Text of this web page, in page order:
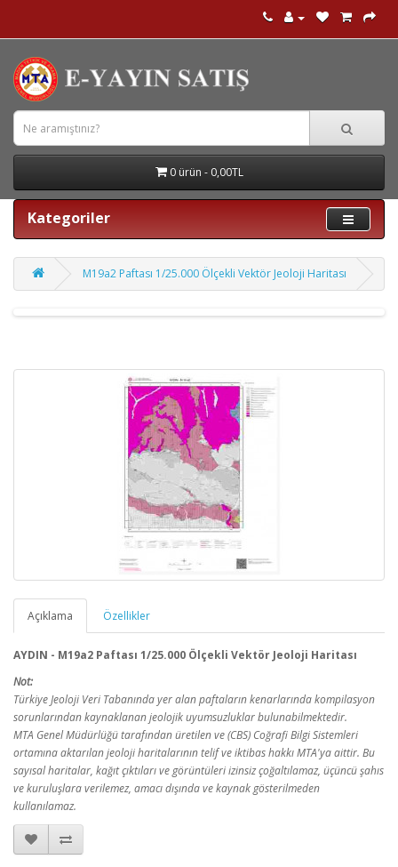
0 ürün - 0,00TL
Kategoriler
M19a2 Paftası 1/25.000 Ölçekli Vektör Jeoloji Haritası
Açıklama Özellikler
AYDIN - M19a2 Paftası 1/25.000 Ölçekli Vektör Jeoloji Haritası
Not:
Türkiye Jeoloji Veri Tabanında yer alan paftaların kenarlarında kompilasyon
sorunlarından kaynaklanan jeolojik uyumsuzluklar bulunabilmektedir.
MTA Genel Müdürlüğü tarafından üretilen ve (CBS) Coğrafi Bilgi Sistemleri
ortamına aktarılan jeoloji haritalarının telif ve iktibas hakkı MTA'ya aittir. Bu
sayısal haritalar, kağıt çıktıları ve görüntüleri izinsiz çoğaltılamaz, üçüncü şahıs
ve kuruluşlara verilemez, amacı dışında ve kaynak gösterilmeden
kullanılamaz.